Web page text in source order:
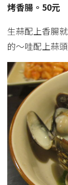
烤香腸。50元
生蒜配上香腸
的～哇配上蒜